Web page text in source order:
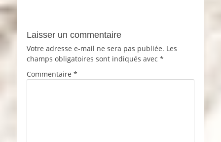
Laisser un commentaire
Votre adresse e-mail ne sera pas publiée. Les
champs obligatoires sont indiqués avec *
Commentaire *